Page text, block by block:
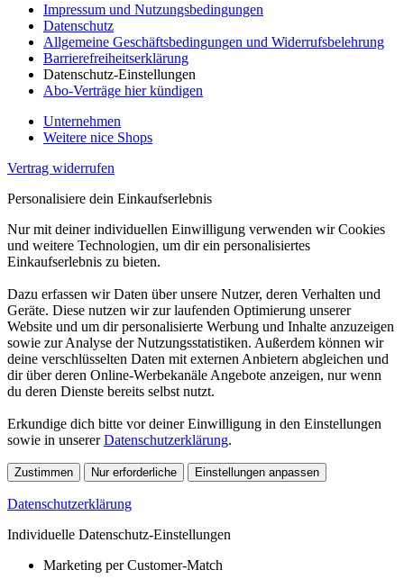
Impressum und Nutzungsbedingungen
Datenschutz
Allgemeine Geschäftsbedingungen und Widerrufsbelehrung
Barrierefreiheitserklärung
Datenschutz-Einstellungen
Abo-Verträge hier kündigen
Unternehmen
Weitere nice Shops
Vertrag widerrufen
Personalisiere dein Einkaufserlebnis
Nur mit deiner individuellen Einwilligung verwenden wir Cookies
und weitere Technologien, um dir ein personalisiertes
Einkaufserlebnis zu bieten.
Dazu erfassen wir Daten über unsere Nutzer, deren Verhalten und
Geräte. Diese nutzen wir zur laufenden Optimierung unserer
Website und um dir personalisierte Werbung und Inhalte anzuzeigen
sowie zur Analyse der Nutzungsstatistiken. Außerdem können wir
deine verschlüsselten Daten mit externen Anbietern abgleichen und
dir über deren Online-Werbekanäle Angebote anzeigen, nur wenn
du deren Dienste bereits selbst nutzt.
Erkundige dich bitte vor deiner Einwilligung in den Einstellungen
sowie in unsererDatenschutzerklärung.
Zustimmen Nur erforderliche Einstellungen anpassen
Datenschutzerklärung
Individuelle Datenschutz-Einstellungen
Marketing per Customer-Match